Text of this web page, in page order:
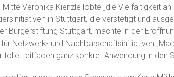
Mitte Veronika Kienzle lobte „die Vielfältigkeit an
in Stuttgart, die verstetigt und
Bürgerstiftung Stuttgart, machte in der
Netzwerk- und Nachbarschaftsinitiativen
Leitfaden ganz konkret Anwendung in den